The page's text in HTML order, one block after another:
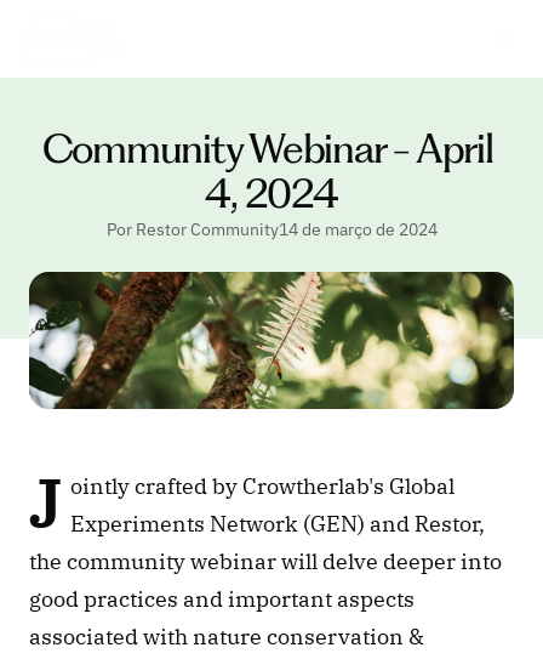
Community Webinar - April
4, 2024
Por Restor Community14 de março de 2024
J ointly crafted by Crowtherlab's Global
Experiments Network (GEN) and Restor,
the community webinar will delve deeper into
good practices and important aspects
associated with nature conservation &